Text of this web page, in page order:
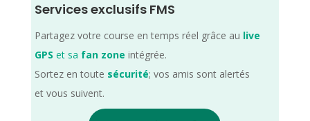
Services exclusifs FMS
Partagez votre course en temps réel grâce au live
GPS et sa fan zone intégrée.
Sortez en toute sécurité; vos amis sont alertés
et vous suivent.